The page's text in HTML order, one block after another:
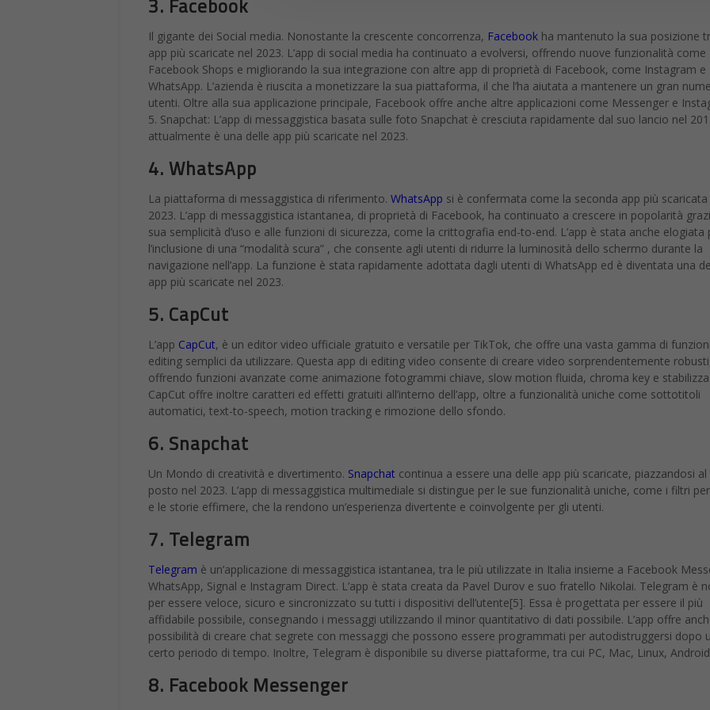
3. Facebook
Il gigante dei Social media. Nonostante la crescente concorrenza, Facebook ha mantenuto la sua posizione
app più scaricate nel 2023. L’app di social media ha continuato a evolversi, offrendo nuove funzionalità come
Facebook Shops e migliorando la sua integrazione con altre app di proprietà di Facebook, come Instagram e
WhatsApp. L’azienda è riuscita a monetizzare la sua piattaforma, il che l’ha aiutata a mantenere un gran
utenti. Oltre alla sua applicazione principale, Facebook offre anche altre applicazioni come Messenger e
5. Snapchat: L’app di messaggistica basata sulle foto Snapchat è cresciuta rapidamente dal suo lancio nel
attualmente è una delle app più scaricate nel 2023.
4. WhatsApp
La piattaforma di messaggistica di riferimento. WhatsApp si è confermata come la seconda app più scaricata
2023. L’app di messaggistica istantanea, di proprietà di Facebook, ha continuato a crescere in popolarità
sua semplicità d’uso e alle funzioni di sicurezza, come la crittografia end-to-end. L’app è stata anche elogiata
l’inclusione di una “modalità scura” , che consente agli utenti di ridurre la luminosità dello schermo durante la
navigazione nell’app. La funzione è stata rapidamente adottata dagli utenti di WhatsApp ed è diventata una
app più scaricate nel 2023.
5. CapCut
L’app CapCut, è un editor video ufficiale gratuito e versatile per TikTok, che offre una vasta gamma di
editing semplici da utilizzare. Questa app di editing video consente di creare video sorprendentemente
offrendo funzioni avanzate come animazione fotogrammi chiave, slow motion fluida, chroma key e
CapCut offre inoltre caratteri ed effetti gratuiti all’interno dell’app, oltre a funzionalità uniche come sottotitoli
automatici, text-to-speech, motion tracking e rimozione dello sfondo.
6. Snapchat
Un Mondo di creatività e divertimento. Snapchat continua a essere una delle app più scaricate, piazzandosi
posto nel 2023. L’app di messaggistica multimediale si distingue per le sue funzionalità uniche, come i filtri
e le storie effimere, che la rendono un’esperienza divertente e coinvolgente per gli utenti.
7. Telegram
Telegram è un’applicazione di messaggistica istantanea, tra le più utilizzate in Italia insieme a Facebook
WhatsApp, Signal e Instagram Direct. L’app è stata creata da Pavel Durov e suo fratello Nikolai. Telegram è
per essere veloce, sicuro e sincronizzato su tutti i dispositivi dell’utente[5]. Essa è progettata per essere il più
affidabile possibile, consegnando i messaggi utilizzando il minor quantitativo di dati possibile. L’app offre
possibilità di creare chat segrete con messaggi che possono essere programmati per autodistruggersi dopo
certo periodo di tempo. Inoltre, Telegram è disponibile su diverse piattaforme, tra cui PC, Mac, Linux,
8. Facebook Messenger